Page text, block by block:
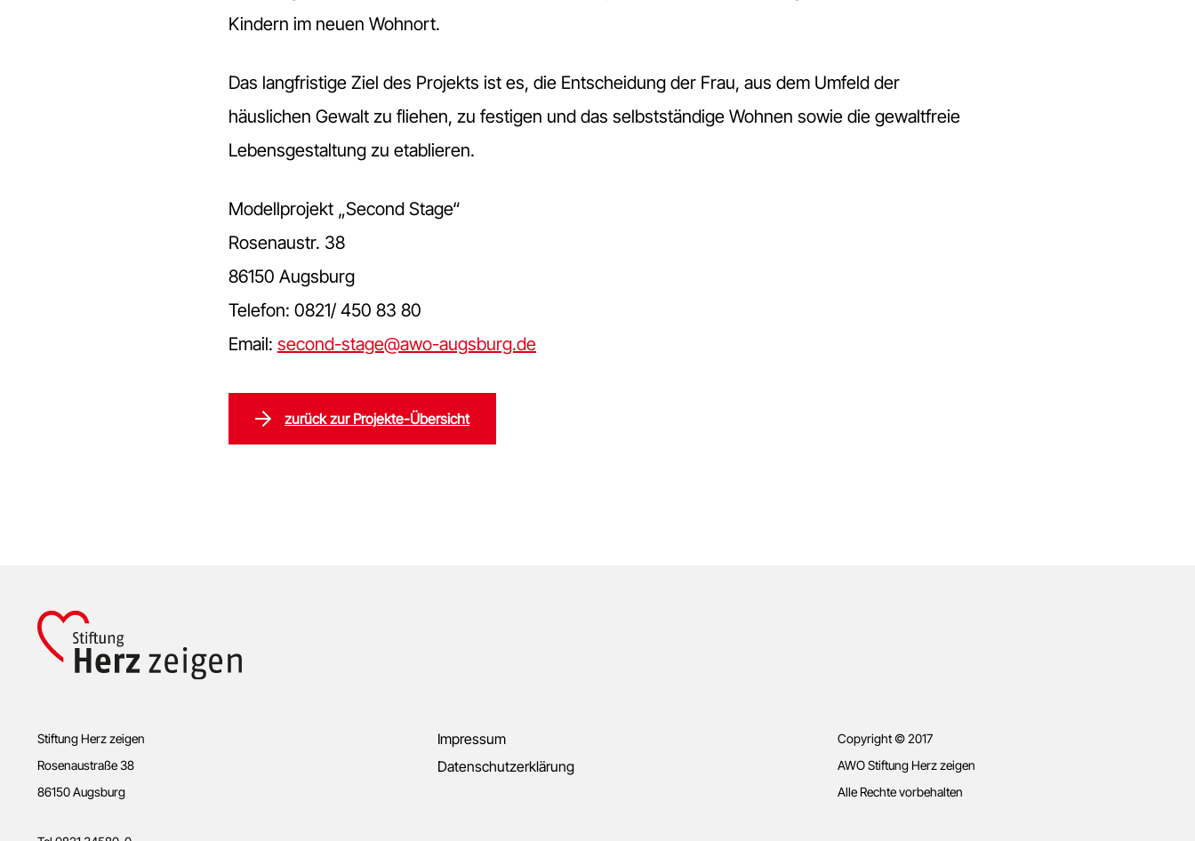
Kindern im neuen Wohnort.
Das langfristige Ziel des Projekts ist es, die Entscheidung der Frau, aus dem Umfeld der
häuslichen Gewalt zu fliehen, zu festigen und das selbstständige Wohnen sowie die gewaltfreie
Lebensgestaltung zu etablieren.
Modellprojekt „Second Stage“
Rosenaustr. 38
86150 Augsburg
Telefon: 0821/ 450 83 80
Email: second-stage@awo-augsburg.de
zurück zur Projekte-Übersicht
Footer
Stiftung Herz zeigen
Rosenaustraße 38
86150 Augsburg
Impressum
Datenschutzerklärung
Copyright © 2017
AWO Stiftung Herz zeigen
Alle Rechte vorbehalten